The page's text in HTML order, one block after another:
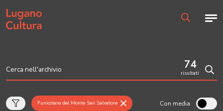
Home page
74
risultati
Funicolare del Monte San Salvatore Con media